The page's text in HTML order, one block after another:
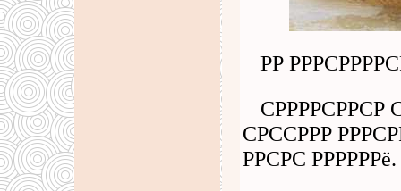
РР
СРРРРСРРСР
СРССРРР
РРСРС РРРРРРё.